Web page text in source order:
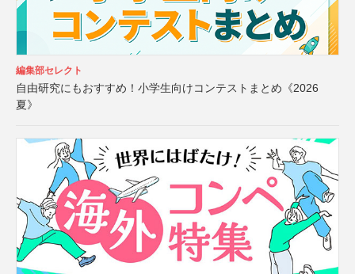
編集部セレクト
自由研究にもおすすめ！小学生向けコンテストまとめ《2026
夏》